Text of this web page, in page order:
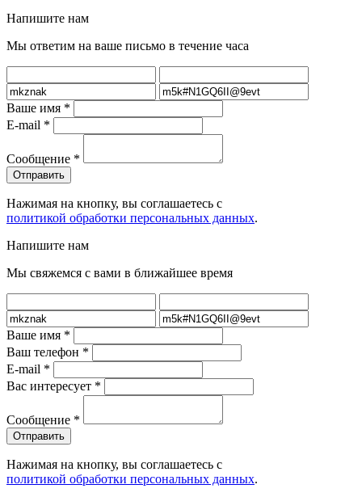
Напишите нам
Мы ответим на ваше письмо в течение часа
Ваше имя *
E-mail *
Сообщение *
Нажимая на кнопку, вы соглашаетесь с
политикой обработки персональных данных.
Напишите нам
Мы свяжемся с вами в ближайшее время
Ваше имя *
Ваш телефон *
E-mail *
Вас интересует *
Сообщение *
Нажимая на кнопку, вы соглашаетесь с
политикой обработки персональных данных.